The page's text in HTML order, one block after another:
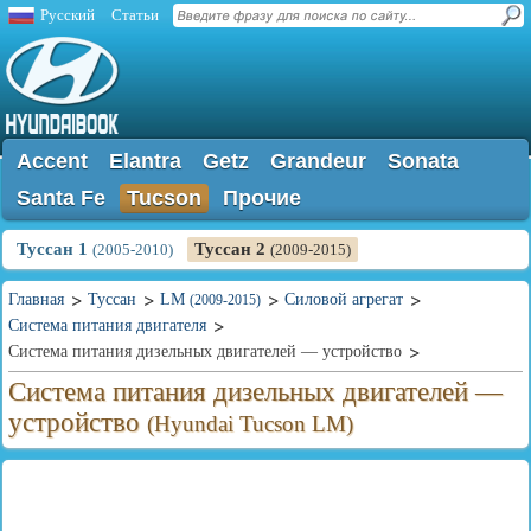
Русский Статьи
Accent Elantra Getz Grandeur
Sonata
Santa Fe
Tucson Прочие
Туссан 1 (2005-2010) Туссан 2 (2009-2015)
Главная Туссан LM (2009-2015)
Силовой агрегат
Система питания двигателя
Система питания дизельных двигателей — устройство
Система питания дизельных двигателей —
устройство (Hyundai Tucson LM)